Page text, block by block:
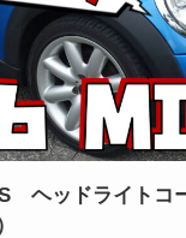
ヘッドライトコ